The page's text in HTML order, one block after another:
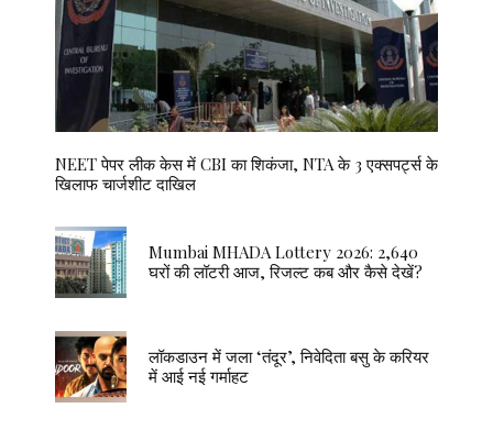
NEET पेपर लीक केस में CBI का शिकंजा, NTA के 3 एक्सपर्ट्स के
खिलाफ चार्जशीट दाखिल
Mumbai MHADA Lottery 2026: 2,640
घरों की लॉटरी आज, रिजल्ट कब और कैसे देखें?
लॉकडाउन में जला ‘तंदूर’, निवेदिता बसु के करियर
में आई नई गर्माहट